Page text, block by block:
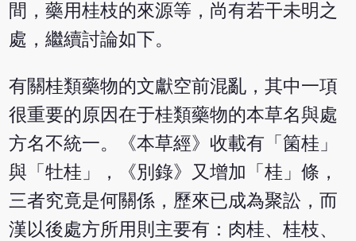
間，藥用桂枝的來源等，尚有若干未明之
處，繼續討論如下。
有關桂類藥物的文獻空前混亂，其中一項
很重要的原因在于桂類藥物的本草名與處
方名不統一。《本草經》收載有「箘桂」
與「牡桂」，《別錄》又增加「桂」條，
三者究竟是何關係，歷來已成為聚訟，而
漢以後處方所用則主要有：肉桂、桂枝、